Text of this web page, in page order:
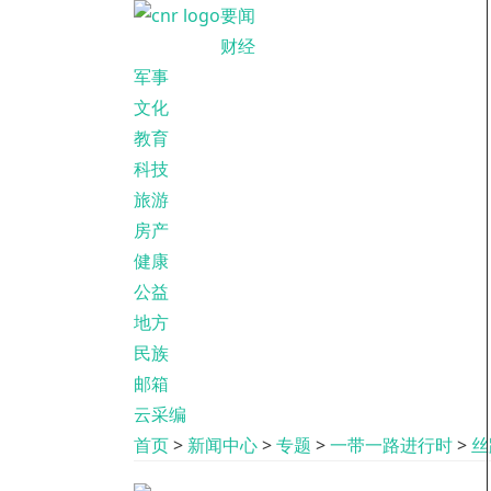
要闻
财经
军事
文化
教育
科技
旅游
房产
健康
公益
地方
民族
邮箱
云采编
首页> 新闻中心>专题 >一带一路进行时>